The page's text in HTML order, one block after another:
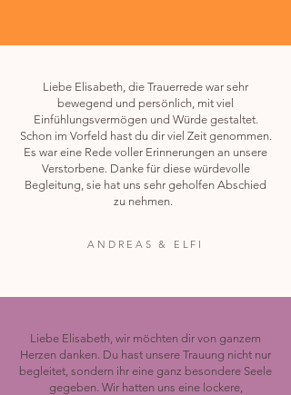
Liebe Elisabeth, die Trauerrede war sehr
bewegend und persönlich, mit viel
Einfühlungsvermögen und Würde gestaltet.
Schon im Vorfeld hast du dir viel Zeit genommen.
Es war eine Rede voller Erinnerungen an unsere
Verstorbene. Danke für diese würdevolle
Begleitung, sie hat uns sehr geholfen Abschied
zu nehmen.
ANDREAS & ELFI
Liebe Elisabeth, wir möchten dir von ganzem
Herzen danken. Du hast unsere Trauung nicht nur
begleitet, sondern ihr eine ganz besondere Seele
gegeben. Wir hatten uns eine lockere,